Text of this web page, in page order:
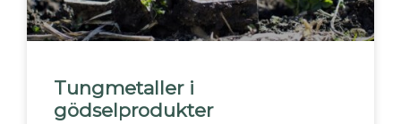
Tungmetaller i
gödselprodukter